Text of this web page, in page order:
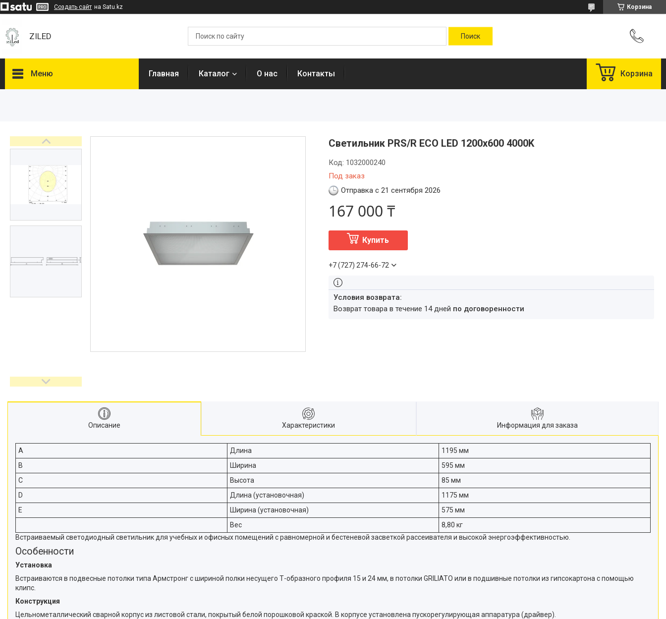
Создать сайт на Satu.kz Корзина
ZILED
Меню
ФАРЛАЙТ
NLCO
INNOLUX
О нас
Отзывы
Главная Каталог О нас Контакты Корзина
Светильник PRS/R ECO LED 1200x600 4000K
Под заказ
Код: 1032000240
Отправка с 21 сентября 2026
167 000 ₸
Купить
+7 (727) 274-66-72
возврат товара в течение 14 дней по договоренности
Описание Характеристики Информация для заказа
A Длина
1195 мм
B
Ширина
595 мм
C
Высота
85 мм
D
Длина (установочная)
1175 мм
E
Ширина (установочная)
575 мм
Вес
8,80 кг
Встраиваемый светодиодный светильник для учебных и офисных помещений с равномерной и бестеневой засветкой рассеивателя и высокой энергоэффективностью.
Особенности
Установка
Встраиваются в подвесные потолки типа Армстронг с шириной полки несущего Т-образного профиля 15 и 24 мм, в потолки GRILIATO или в подшивные потолки из гипсокартона с помощью
клипс.
Конструкция
Цельнометаллический сварной корпус из листовой стали, покрытый белой порошковой краской. В корпусе установлена пускорегулирующая аппаратура (драйвер).